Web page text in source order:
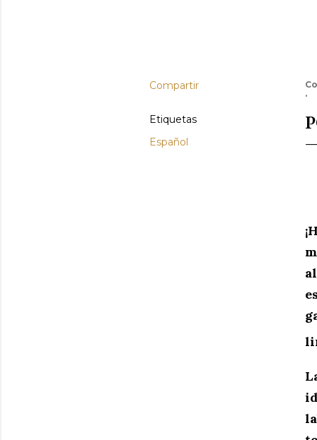
Compartir
Etiquetas
Español
¡